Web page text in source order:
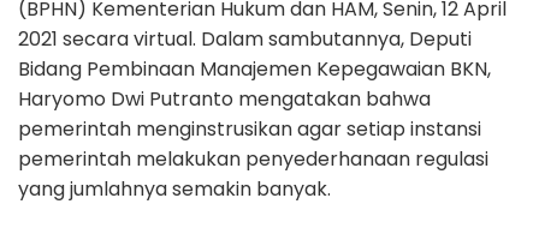
(BPHN) Kementerian Hukum dan HAM, Senin, 12 April
2021 secara virtual. Dalam sambutannya, Deputi
Bidang Pembinaan Manajemen Kepegawaian BKN,
Haryomo Dwi Putranto mengatakan bahwa
pemerintah menginstrusikan agar setiap instansi
pemerintah melakukan penyederhanaan regulasi
yang jumlahnya semakin banyak.